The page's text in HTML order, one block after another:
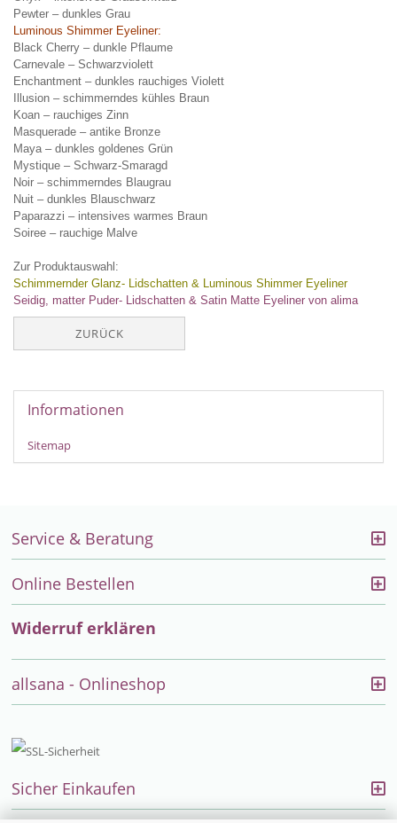
Pewter – dunkles Grau
Luminous Shimmer Eyeliner:
Black Cherry – dunkle Pflaume
Carnevale – Schwarzviolett
Enchantment – dunkles rauchiges Violett
Illusion – schimmerndes kühles Braun
Koan – rauchiges Zinn
Masquerade – antike Bronze
Maya – dunkles goldenes Grün
Mystique – Schwarz-Smaragd
Noir – schimmerndes Blaugrau
Nuit – dunkles Blauschwarz
Paparazzi – intensives warmes Braun
Soiree – rauchige Malve
Zur Produktauswahl:
Schimmernder Glanz- Lidschatten & Luminous Shimmer Eyeliner
Seidig, matter Puder- Lidschatten & Satin Matte Eyeliner von alima
ZURÜCK
Informationen
Sitemap
Service & Beratung
Online Bestellen
Widerruf erklären
allsana - Onlineshop
Sicher Einkaufen